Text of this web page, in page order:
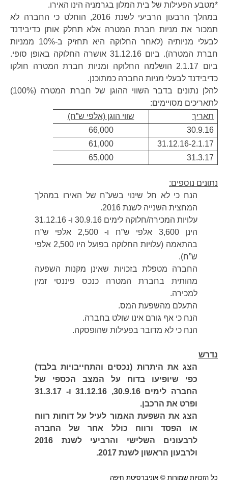
*מטבע הפעילות של בית המלון בגרמניה הינו האירו.
במהלך הרבעון הרביעי לשנת 2016, הוחלט כי החברה לא
תמכור את מניות חברת המטרה אלא תחלק אותן כדיבידנד
לבעלי מניותיה (לאחר החלוקה היא תחזיק ב-10% ממניות
חברת המטרה). ביום 31.12.16 אושרה החלוקה באופן סופי.
ביום 2.1.17 הושלמה החלוקה ומניות חברת המטרה חולקו
כדיבידנד לבעלי מניות החברה כמתוכנן.
להלן נתונים בדבר השווי ההוגן של חברת המטרה (100%)
לתאריכים מסויימים:
תאריך
שווי הוגן (אלפי ש”ח)
30.9.16
66,000
31.12.16-2.1.17
61,000
31.3.17
65,000
נתונים נוספים:
הנח כי לא חל שינוי בשע”ח של האירו במהלך
המחצית השנייה לשנת 2016.
עלויות המכירה/חלוקה לימים 30.9.16 ו- 31.12.16
הינן 3,600 אלפי ש”ח ו- 2,500 אלפי ש”ח
בהתאמה (עלויות החלוקה בפועל היו 2,500 אלפי
ש”ח).
החברה מטפלת בזכויות שאינן מקנות השפעה
מהותית בחברת המטרה כנכס פיננסי זמין
למכירה.
התעלם מהשפעת המס.
הנח כי אף גורם אינו שולט בחברה.
הנח כי לא מדובר בפעילות שהופסקה.
נדרש
הצג את היתרות (נכסים והתחייבויות בלבד)
כפי שיופיעו בדוח על המצב הכספי של
החברה לימים 30.9.16, 31.12.16 ו- 31.3.17
ופרט את הרכבן.
הצג את השפעת האמור לעיל על דוחות רווח
או הפסד ורווח כולל אחר של החברה
לרבעונים השלישי והרביעי לשנת 2016
ולרבעון הראשון לשנת 2017.
כל הזכויות שמורות © אוניברסיטת חיפה